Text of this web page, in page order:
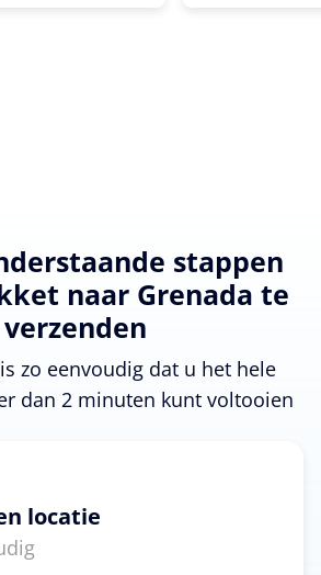
stappen
naar Grenada te
verzenden
zo eenvoudig dat u het hele
dan 2 minuten kunt voltooien
locatie